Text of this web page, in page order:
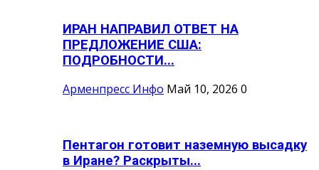
ИРАН НАПРАВИЛ ОТВЕТ НА
ПРЕДЛОЖЕНИЕ США:
ПОДРОБНОСТИ...
Арменпресс Инфо Май 10, 2026 0
Пентагон готовит наземную высадку
в Иране? Раскрыты...